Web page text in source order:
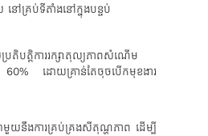
ៅគ្រប់ទីតាំងនៅក្នុងបន្ទប់
ត្តិការរក្សាតុល្យភាពសំណើម
ដោយគ្រាន់តែចុចបើកមុខងារ​
យនឹងការគ្រប់គ្រងសីតុណ្ហភាព ដើម្បី